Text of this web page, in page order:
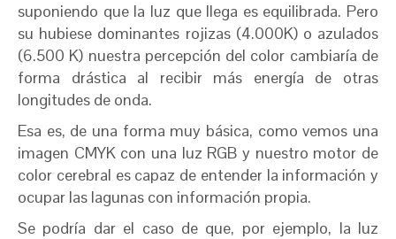
suponiendo que la luz que llega es equilibrada. Pero
su hubiese dominantes rojizas (4.000K) o azulados
(6.500 K) nuestra percepción del color cambiaría de
forma drástica al recibir más energía de otras
longitudes de onda.
Esa es, de una forma muy básica, como vemos una
imagen CMYK con una luz RGB y nuestro motor de
color cerebral es capaz de entender la información y
ocupar las lagunas con información propia.
Se podría dar el caso de que, por ejemplo, la luz